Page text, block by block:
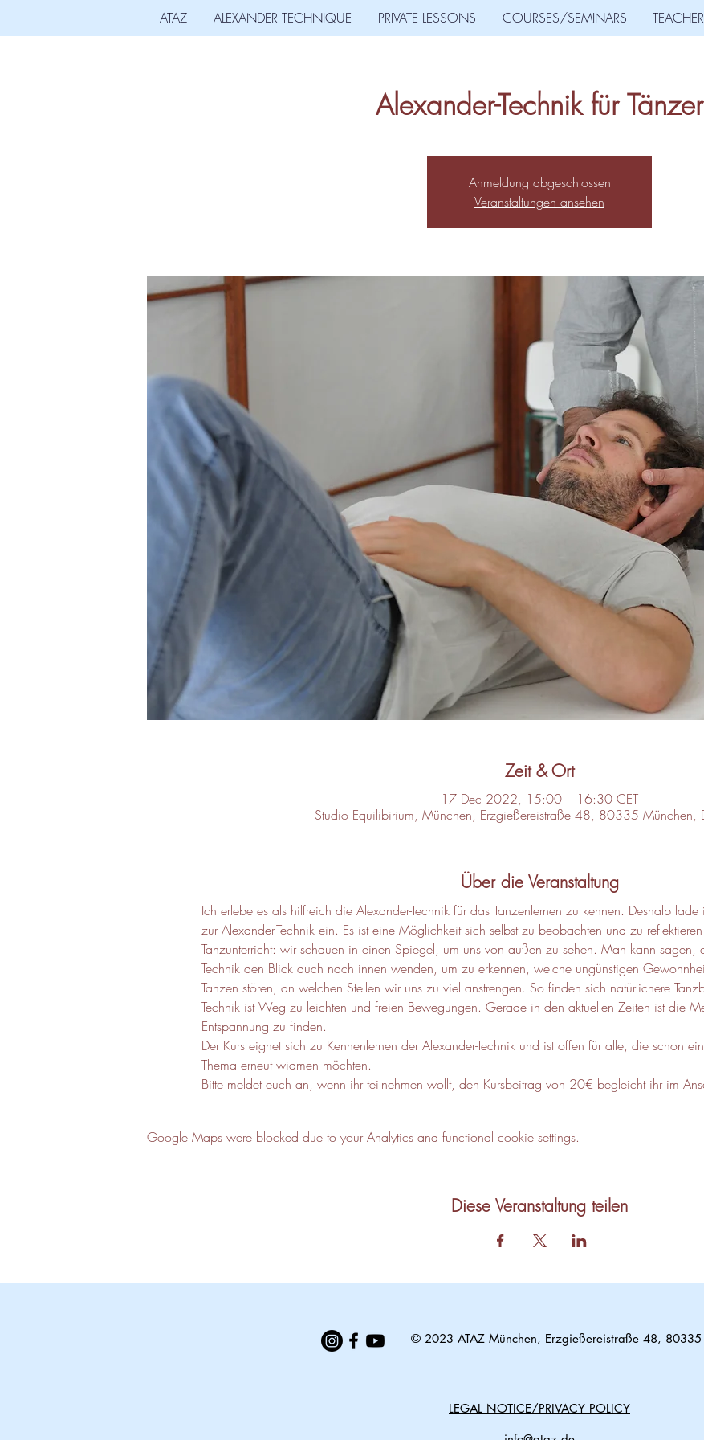
ATAZ ALEXANDER TECHNIQUE PRIVATE LESSONS COURSES/SEMINARS
Alexander-Technik für Tänzer
Anmeldung abgeschlossen
Veranstaltungen ansehen
Zeit & Ort
17 Dec 2022, 15:00 – 16:30 CET
Studio Equilibirium, München, Erzgießereistraße 48, 80335 München,
Über die Veranstaltung
Ich erlebe es als hilfreich die Alexander-Technik für das Tanzenlernen zu kennen. Deshalb
zur Alexander-Technik ein. Es ist eine Möglichkeit sich selbst zu beobachten und zu
Tanzunterricht: wir schauen in einen Spiegel, um uns von außen zu sehen. Man kann sagen,
Technik den Blick auch nach innen wenden, um zu erkennen, welche ungünstigen
Tanzen stören, an welchen Stellen wir uns zu viel anstrengen. So finden sich natürlichere
Technik ist Weg zu leichten und freien Bewegungen. Gerade in den aktuellen Zeiten ist die
Entspannung zu finden.
Der Kurs eignet sich zu Kennenlernen der Alexander-Technik und ist offen für alle, die schon
Thema erneut widmen möchten.
Bitte meldet euch an, wenn ihr teilnehmen wollt, den Kursbeitrag von 20€ begleicht ihr im
Google Maps were blocked due to your Analytics and functional cookie settings.
Diese Veranstaltung teilen
© 2023 ATAZ München, Erzgießereistraße 48, 80335
LEGAL NOTICE/PRIVACY POLICY